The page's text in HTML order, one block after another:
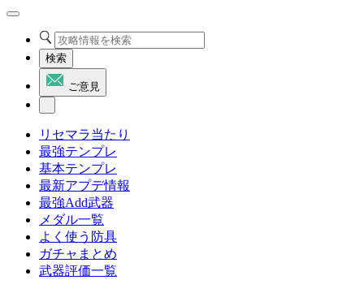
検索
ご意見
リセマラ当たり
最強テンプレ
基本テンプレ
最新アプデ情報
最強Add武器
メダル一覧
よく使う防具
ガチャまとめ
武器評価一覧